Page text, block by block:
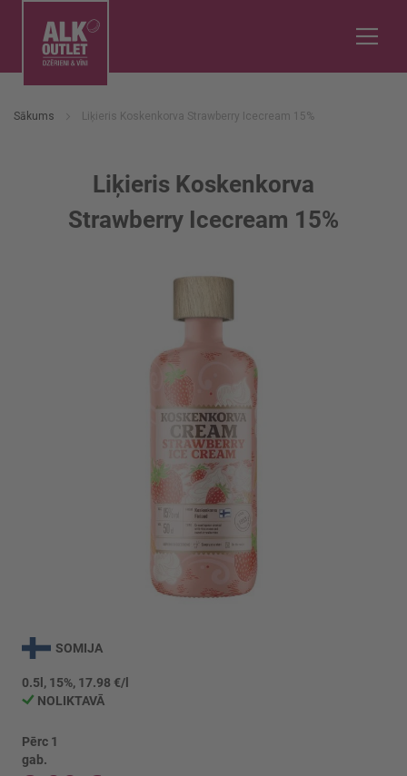
Sākums Liķieris Koskenkorva Strawberry Icecream 15%
Liķieris Koskenkorva
Strawberry Icecream 15%
uz
galerijas
sākumu
SOMIJA
0.5l, 15%, 17.98 €/l
NOLIKTAVĀ
Pērc 1
gab.